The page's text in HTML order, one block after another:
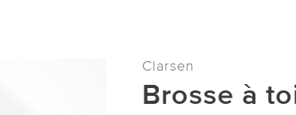
Clarsen
Brosse à